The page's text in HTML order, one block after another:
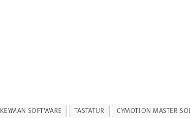
KEYMAN SOFTWARE TASTATUR CYMOTION MASTER